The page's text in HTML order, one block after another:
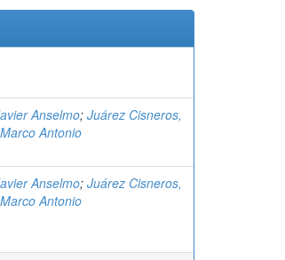
Anselmo; Juárez Cisneros,
Antonio
Anselmo; Juárez Cisneros,
Antonio